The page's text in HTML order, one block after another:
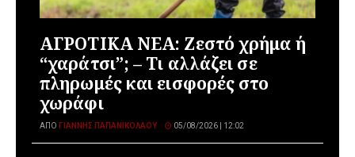
ΑΓΡΟΤΙΚΑ ΝΕΑ: Ζεστό χρήμα ή
“χαράτσι”; – Τι αλλάζει σε
πληρωμές και εισφορές στο
χωράφι
ΑΠΌ ΓΙΆΝΝΗΣ ΠΑΠΑΝΙΚΟΛΆΟΥ 05/08/2026 | 12:02